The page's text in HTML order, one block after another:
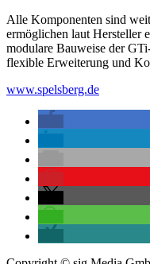
Alle Komponenten sind
ermöglichen laut Hersteller
modulare Bauweise der
flexible Erweiterung und
www.spelsberg.de